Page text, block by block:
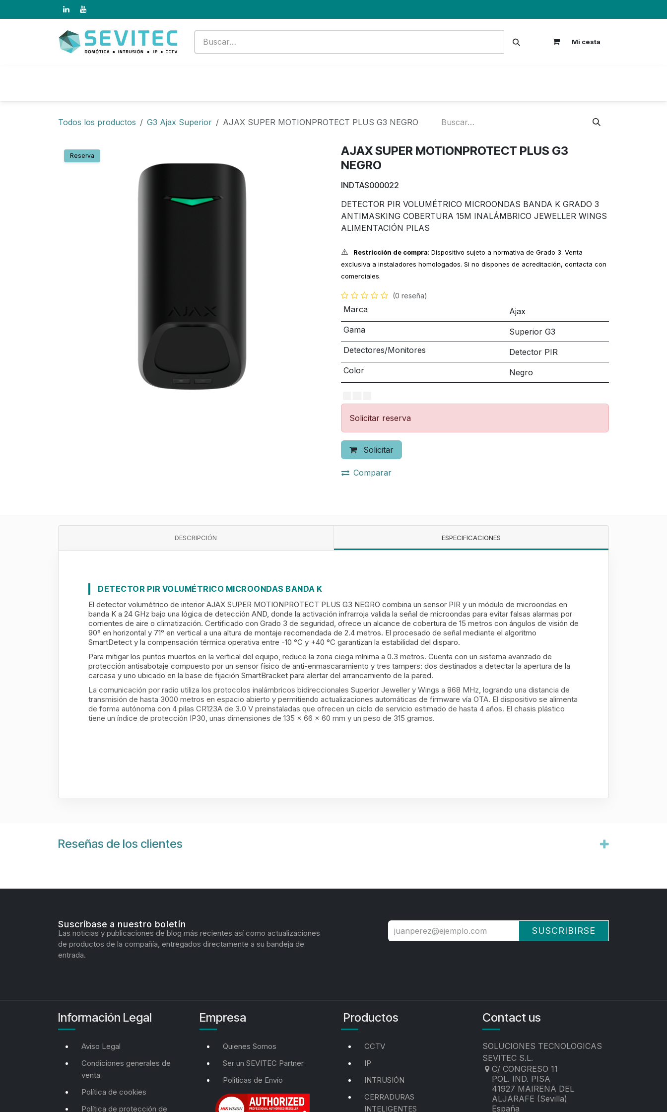
Mi cesta
Todos los productos G3 Ajax Superior AJAX SUPER MOTIONPROTECT PLUS G3 NEGRO
Reserva
AJAX SUPER MOTIONPROTECT PLUS G3
NEGRO
INDTAS000022
DETECTOR PIR VOLUMÉTRICO MICROONDAS BANDA K GRADO 3
ANTIMASKING COBERTURA 15M INALÁMBRICO JEWELLER WINGS
ALIMENTACIÓN PILAS
⚠️ Restricción de compra: Dispositivo sujeto a normativa de Grado 3. Venta
exclusiva a instaladores homologados. Si no dispones de acreditación, contacta con
comerciales.
(0 reseña)
Marca
Ajax
Gama
Superior G3
Detectores/Monitores
Detector PIR
Color
Negro
Solicitar reserva
Solicitar
Comparar
DESCRIPCIÓN ESPECIFICACIONES
DETECTOR PIR VOLUMÉTRICO MICROONDAS BANDA K
El detector volumétrico de interior AJAX SUPER MOTIONPROTECT PLUS G3 NEGRO combina un sensor PIR y un módulo de microondas en
banda K a 24 GHz bajo una lógica de detección AND, donde la activación infrarroja valida la señal de microondas para evitar falsas alarmas por
corrientes de aire o climatización. Certificado con Grado 3 de seguridad, ofrece un alcance de cobertura de 15 metros con ángulos de visión de
90° en horizontal y 71° en vertical a una altura de montaje recomendada de 2.4 metros. El procesado de señal mediante el algoritmo
SmartDetect y la compensación térmica operativa entre -10 °C y +40 °C garantizan la estabilidad del disparo.
Para mitigar los puntos muertos en la vertical del equipo, reduce la zona ciega mínima a 0.3 metros. Cuenta con un sistema avanzado de
protección antisabotaje compuesto por un sensor físico de anti-enmascaramiento y tres tampers: dos destinados a detectar la apertura de la
carcasa y uno ubicado en la base de fijación SmartBracket para alertar del arrancamiento de la pared.
La comunicación por radio utiliza los protocolos inalámbricos bidireccionales Superior Jeweller y Wings a 868 MHz, logrando una distancia de
transmisión de hasta 3000 metros en espacio abierto y permitiendo actualizaciones automáticas de firmware vía OTA. El dispositivo se alimenta
de forma autónoma con 4 pilas CR123A de 3.0 V preinstaladas que ofrecen un ciclo de servicio estimado de hasta 4 años. El chasis plástico
tiene un índice de protección IP30, unas dimensiones de 135 × 66 × 60 mm y un peso de 315 gramos.
Reseñas de los clientes
Suscríbase a nuestro boletín
Las noticias y publicaciones de blog más recientes así como actualizaciones
de productos de la compañía, entregados directamente a su bandeja de
entrada.
SUSCRIBIRSE
Información Legal
Aviso Legal
Condiciones generales de
venta
Política de cookies
Política de protección de
Empresa
Quienes Somos
Ser un SEVITEC Partner
Politicas de Envío
Productos
CCTV
IP
INTRUSIÓN
CERRADURAS
INTELIGENTES
Contact us
SOLUCIONES TECNOLOGICAS
SEVITEC S.L.
C/ CONGRESO 11
POL. IND. PISA
41927 MAIRENA DEL
ALJARAFE (Sevilla)
España